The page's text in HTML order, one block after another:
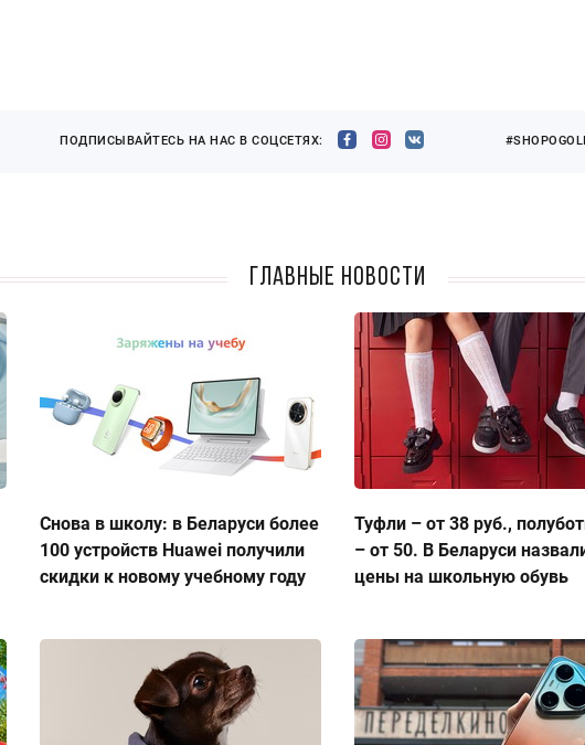
ПОДПИСЫВАЙТЕСЬ НА НАС В СОЦСЕТЯХ:
Главные новости
Снова в школу: в Беларуси более
100 устройств Huawei получили
скидки к новому учебному году
Туфли – от 38 руб.,
– от 50. В Беларуси
цены на школьную обувь